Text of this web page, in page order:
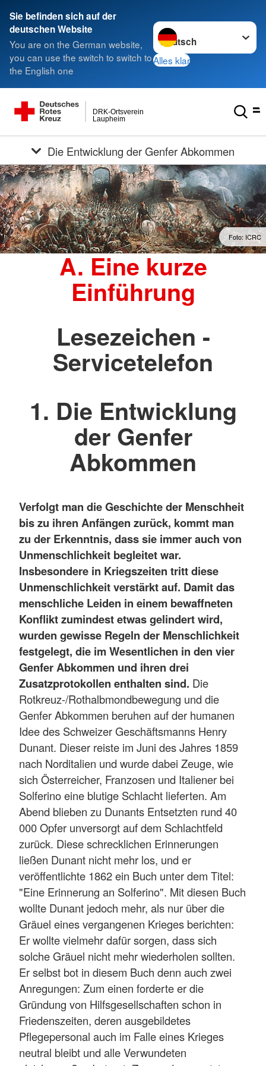
Sie befinden sich auf der
deutschen Website
You are on the German website,
you can use the switch to switch to
the English one
Sprache wechseln zu
Alles klar
Laupheim
DRK-Ortsverein
Die Entwicklung der Genfer Abkommen
Foto: ICRC
A. Eine kurze
Einführung
Lesezeichen -
Servicetelefon
1. Die Entwicklung
der Genfer
Abkommen
Verfolgt man die Geschichte der Menschheit
bis zu ihren Anfängen zurück, kommt man
zu der Erkenntnis, dass sie immer auch von
Unmenschlichkeit begleitet war.
Insbesondere in Kriegszeiten tritt diese
Unmenschlichkeit verstärkt auf. Damit das
menschliche Leiden in einem bewaffneten
Konflikt zumindest etwas gelindert wird,
wurden gewisse Regeln der Menschlichkeit
festgelegt, die im Wesentlichen in den vier
Genfer Abkommen und ihren drei
Zusatzprotokollen enthalten sind. Die
Rotkreuz-/Rothalbmondbewegung und die
Genfer Abkommen beruhen auf der humanen
Idee des Schweizer Geschäftsmanns Henry
Dunant. Dieser reiste im Juni des Jahres 1859
nach Norditalien und wurde dabei Zeuge, wie
sich Österreicher, Franzosen und Italiener bei
Solferino eine blutige Schlacht lieferten. Am
Abend blieben zu Dunants Entsetzten rund 40
000 Opfer unversorgt auf dem Schlachtfeld
zurück. Diese schrecklichen Erinnerungen
ließen Dunant nicht mehr los, und er
veröffentlichte 1862 ein Buch unter dem Titel:
"Eine Erinnerung an Solferino". Mit diesen Buch
wollte Dunant jedoch mehr, als nur über die
Gräuel eines vergangenen Krieges berichten:
Er wollte vielmehr dafür sorgen, dass sich
solche Gräuel nicht mehr wiederholen sollten.
Er selbst bot in diesem Buch denn auch zwei
Anregungen: Zum einen forderte er die
Gründung von Hilfsgesellschaften schon in
Friedenszeiten, deren ausgebildetes
Pflegepersonal auch im Falle eines Krieges
neutral bleibt und alle Verwundeten